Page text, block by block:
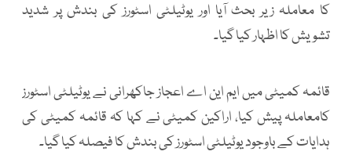
کا معاملہ زیر بحث آیا اور یوٹیلٹی اسٹورز کی بندش پر شدید
تشویش کا اظہار کیا گیا۔
قائمہ کمیٹی میں ایم این اے اعجاز جاکھرانی نے یوٹیلٹی اسٹورز
کامعاملہ پیش کیا، اراکین کمیٹی نے کہا کہ قائمہ کمیٹی کی
ہدایات کے باوجود یوٹیلٹی اسٹورز کی بندش کا فیصلہ کیا گیا۔